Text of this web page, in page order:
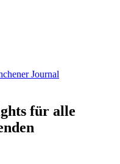
für alle